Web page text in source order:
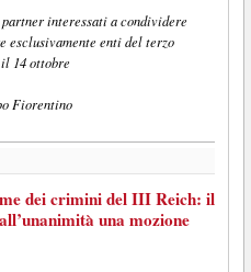
interessati a condividere
esclusivamente enti del terzo
14 ottobre
Fiorentino
dei crimini del III Reich: il
una mozione